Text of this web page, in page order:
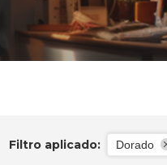
Filtro aplicado: Dorado